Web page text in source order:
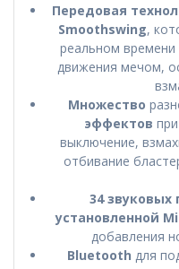
Передовая
Smoothswing,
реальном времени
движения мечом,
Множество
эффектов
выключение,
отбивание
34 звуковых
установленной
добавления
Bluetooth для